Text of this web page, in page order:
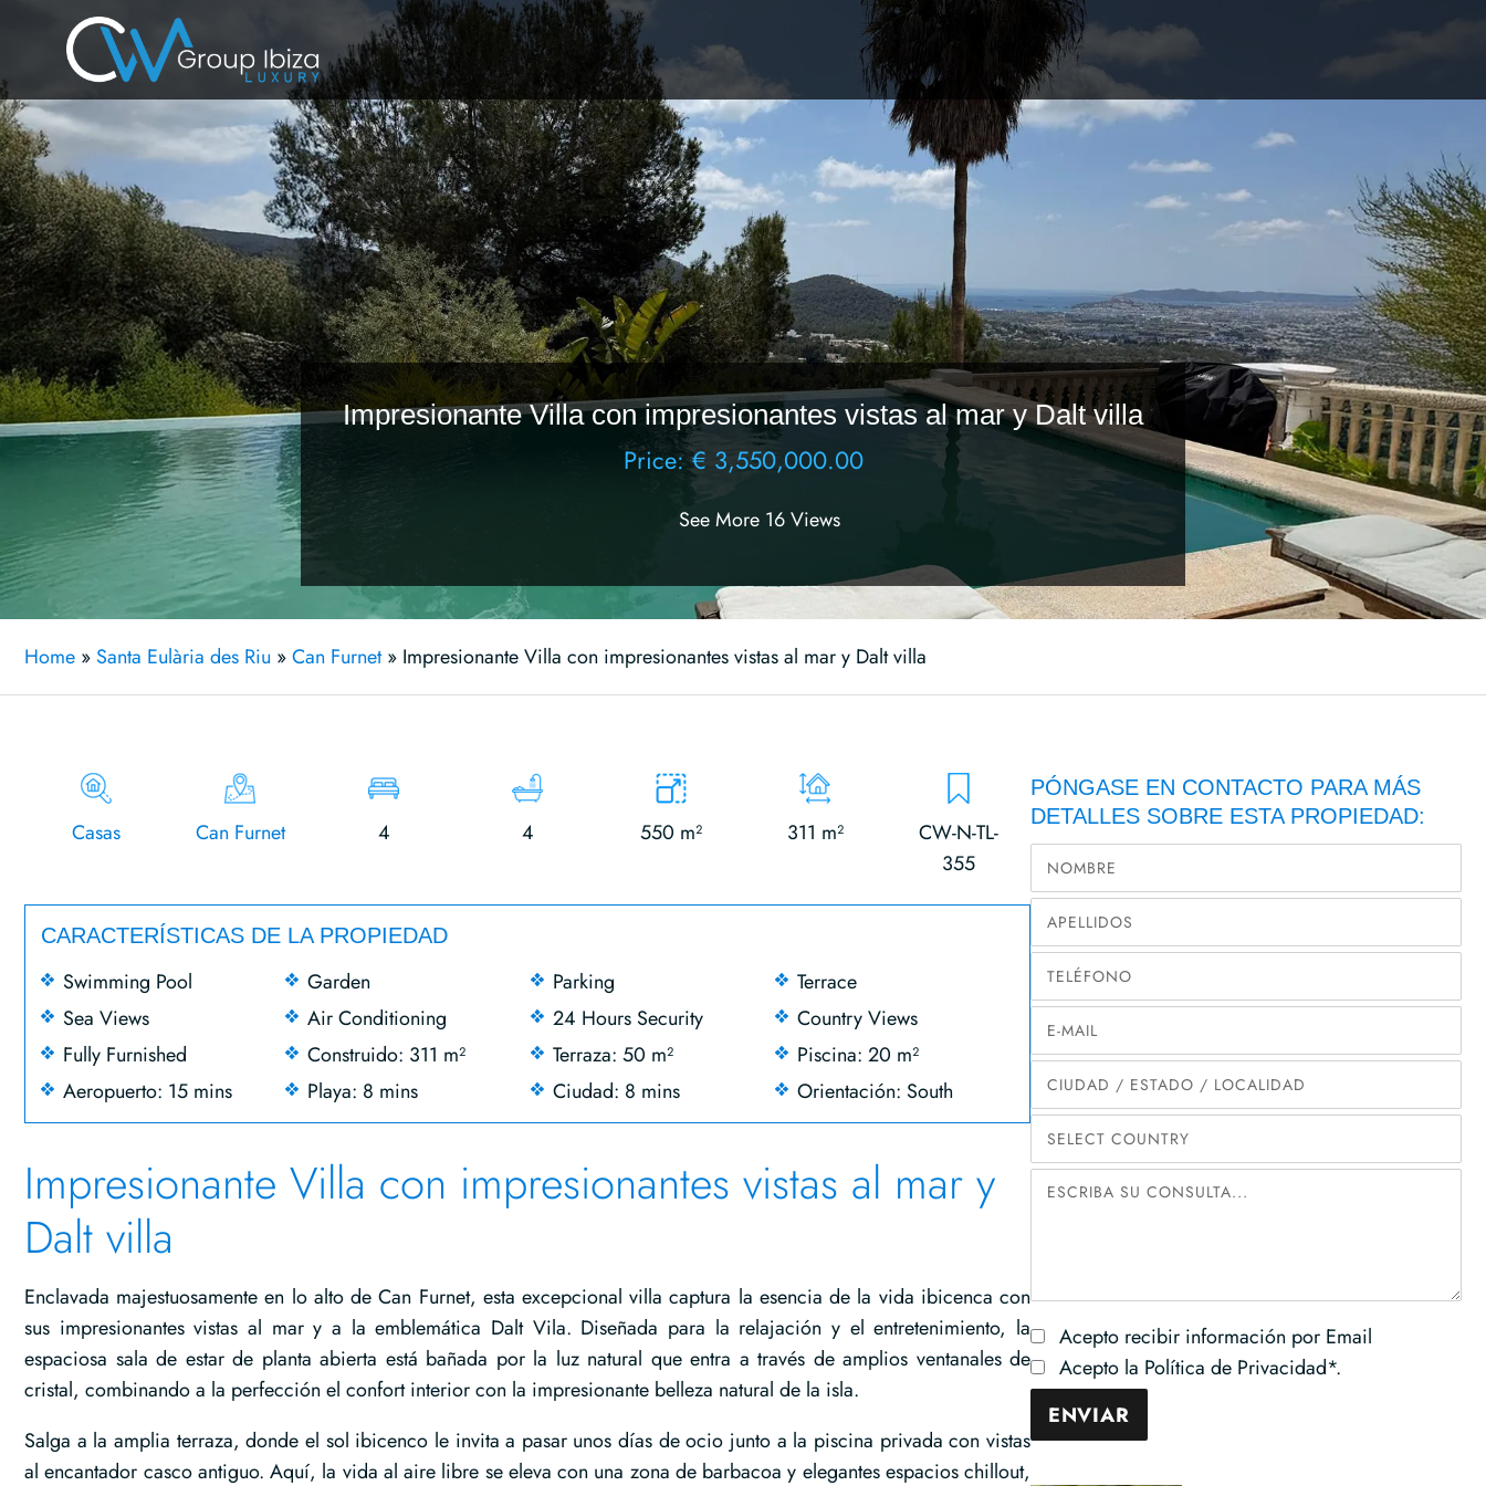
Impresionante Villa con impresionantes vistas al mar y Dalt villa
Price: € 3,550,000.00
See More 16 Views
Home » Santa Eulària des Riu »Can Furnet» Impresionante Villa con impresionantes vistas al mar y Dalt villa
Casas Can Furnet 4 4 550 m² 311 m²
CW-N-TL-
355
CARACTERÍSTICAS DE LA PROPIEDAD
Swimming Pool Garden Parking
Terrace
Sea Views
Air Conditioning 24 Hours Security
Country Views
Fully Furnished
Construido: 311 m² Terraza: 50 m²
Piscina: 20 m²
Aeropuerto: 15 mins
Playa: 8 mins Ciudad: 8 mins Orientación: South
Impresionante Villa con impresionantes vistas al mar y
Dalt villa
Enclavada majestuosamente en lo alto de Can Furnet, esta excepcional villa captura la esencia de la vida ibicenca con
sus impresionantes vistas al mar y a la emblemática Dalt Vila. Diseñada para la relajación y el entretenimiento, la
espaciosa sala de estar de planta abierta está bañada por la luz natural que entra a través de amplios ventanales de
cristal, combinando a la perfección el confort interior con la impresionante belleza natural de la isla.
Salga a la amplia terraza, donde el sol ibicenco le invita a pasar unos días de ocio junto a la piscina privada con vistas
al encantador casco antiguo. Aquí, la vida al aire libre se eleva con una zona de barbacoa y elegantes espacios chillout,
PÓNGASE EN CONTACTO PARA MÁS
DETALLES SOBRE ESTA PROPIEDAD:
Acepto recibir información por Email
Acepto la Política de Privacidad*.